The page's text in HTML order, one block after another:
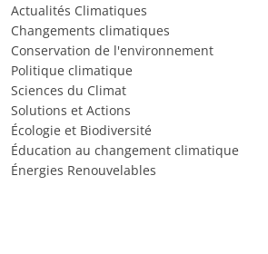
Actualités Climatiques
Changements climatiques
Conservation de l'environnement
Politique climatique
Sciences du Climat
Solutions et Actions
Écologie et Biodiversité
Éducation au changement climatique
Énergies Renouvelables